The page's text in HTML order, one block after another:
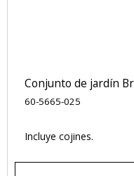
Conjunto de jardín
60-5665-025
Incluye cojines.